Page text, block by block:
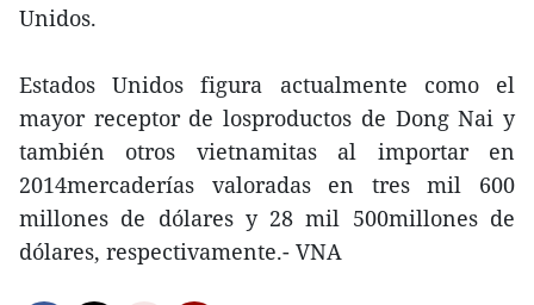
Unidos.
Estados Unidos figura actualmente como el
mayor receptor de losproductos de Dong Nai y
también otros vietnamitas al importar en
2014mercaderías valoradas en tres mil 600
millones de dólares y 28 mil 500millones de
dólares, respectivamente.- VNA